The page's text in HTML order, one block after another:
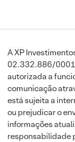
A XP
02.332.886/
autorizada a
comunicação
está sujeita a
ou prejudicar o
informações
responsabilidade